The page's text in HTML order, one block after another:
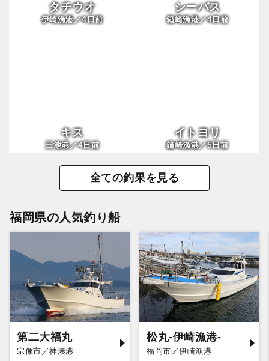
タチウオ
伊崎漁港／4日前
シーバス
箱崎漁港／4日前
キス
三池港／4日前
イトヨリ
鐘崎漁港／5日前
全ての釣果を見る
福岡県の人気釣り船
第二大福丸
宗像市／神湊港
松丸-伊崎漁港-
福岡市／伊崎漁港